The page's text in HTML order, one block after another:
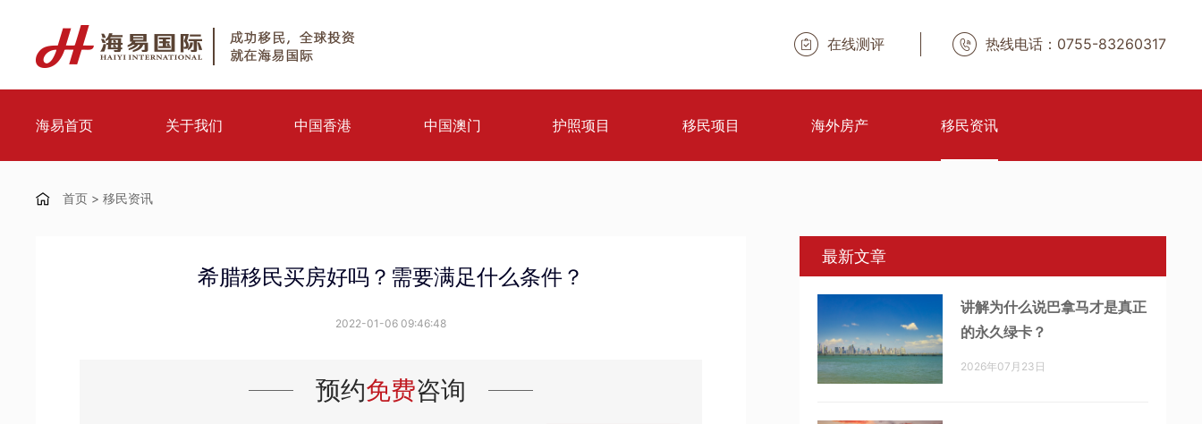
在线测评 热线电话：0755-83260317
海易首页 关于我们 中国香港 中国澳门 护照项目 移民项目 海外房产 移民资讯
首页 > 移民资讯
希腊移民买房好吗？需要满足什么条件？
2022-01-06 09:46:48
预约免费咨询
最新文章
讲解为什么说巴拿马才是真正
的永久绿卡？
2026年07月23日